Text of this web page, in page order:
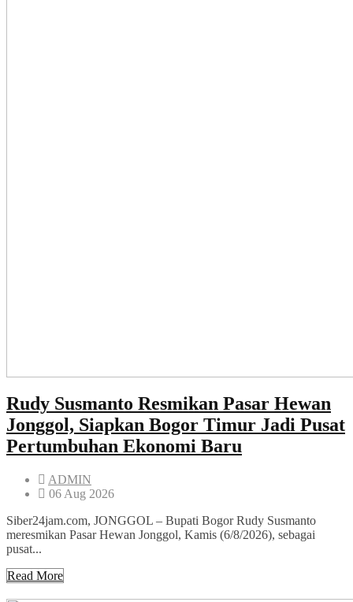
Rudy Susmanto Resmikan Pasar Hewan
Jonggol, Siapkan Bogor Timur Jadi Pusat
Pertumbuhan Ekonomi Baru
ADMIN
06 Aug 2026
Siber24jam.com, JONGGOL – Bupati Bogor Rudy Susmanto
meresmikan Pasar Hewan Jonggol, Kamis (6/8/2026), sebagai
pusat...
Read More